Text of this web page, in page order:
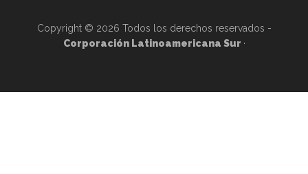
Copyright © 2026 Todos los derechos reservados -
Corporación Latinoamericana Sur ·